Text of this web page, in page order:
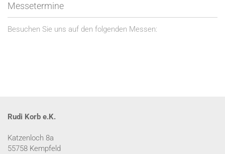
Messetermine
Besuchen Sie uns auf den folgenden Messen:
Rudi Korb e.K.
Katzenloch 8a
55758 Kempfeld